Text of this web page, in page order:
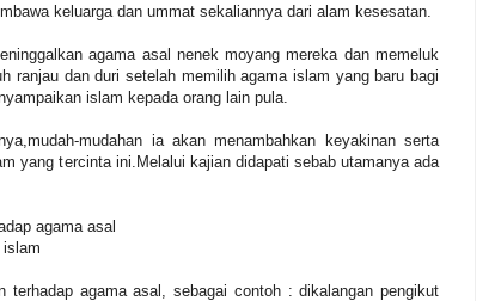
keluarga dan ummat sekaliannya dari alam kesesatan.
agama asal nenek moyang mereka dan memeluk
ranjau dan duri setelah memilih agama islam yang baru bagi
islam kepada orang lain pula.
mudahan ia akan menambahkan keyakinan serta
yang tercinta ini.Melalui kajian didapati sebab utamanya ada
agama asal
islam
terhadap agama asal, sebagai contoh : dikalangan pengikut